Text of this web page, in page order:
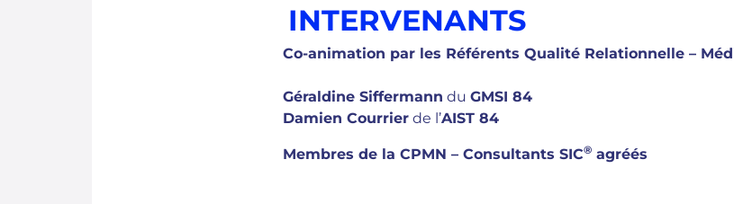
INTERVENANTS
Co-animation par les Référents Qualité Relationnelle –
Géraldine Siffermann du GMSI 84
Damien Courrierde l’AIST 84
Membres de la CPMN – Consultants SIC®agréés